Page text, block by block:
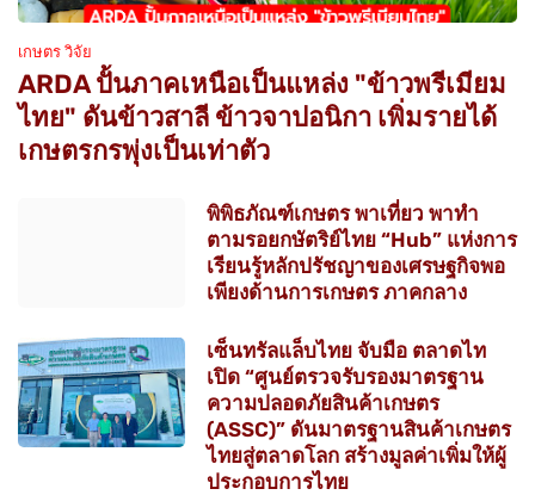
เกษตร วิจัย
ARDA ปั้นภาคเหนือเป็นแหล่ง "ข้าวพรีเมียม
ไทย" ดันข้าวสาลี ข้าวจาปอนิกา เพิ่มรายได้
เกษตรกรพุ่งเป็นเท่าตัว
พิพิธภัณฑ์เกษตร พาเที่ยว พาทำ
ตามรอยกษัตริย์ไทย “Hub” แห่งการ
เรียนรู้หลักปรัชญาของเศรษฐกิจพอ
เพียงด้านการเกษตร ภาคกลาง
เซ็นทรัลแล็บไทย จับมือ ตลาดไท
เปิด “ศูนย์ตรวจรับรองมาตรฐาน
ความปลอดภัยสินค้าเกษตร
(ASSC)” ดันมาตรฐานสินค้าเกษตร
ไทยสู่ตลาดโลก สร้างมูลค่าเพิ่มให้ผู้
ประกอบการไทย